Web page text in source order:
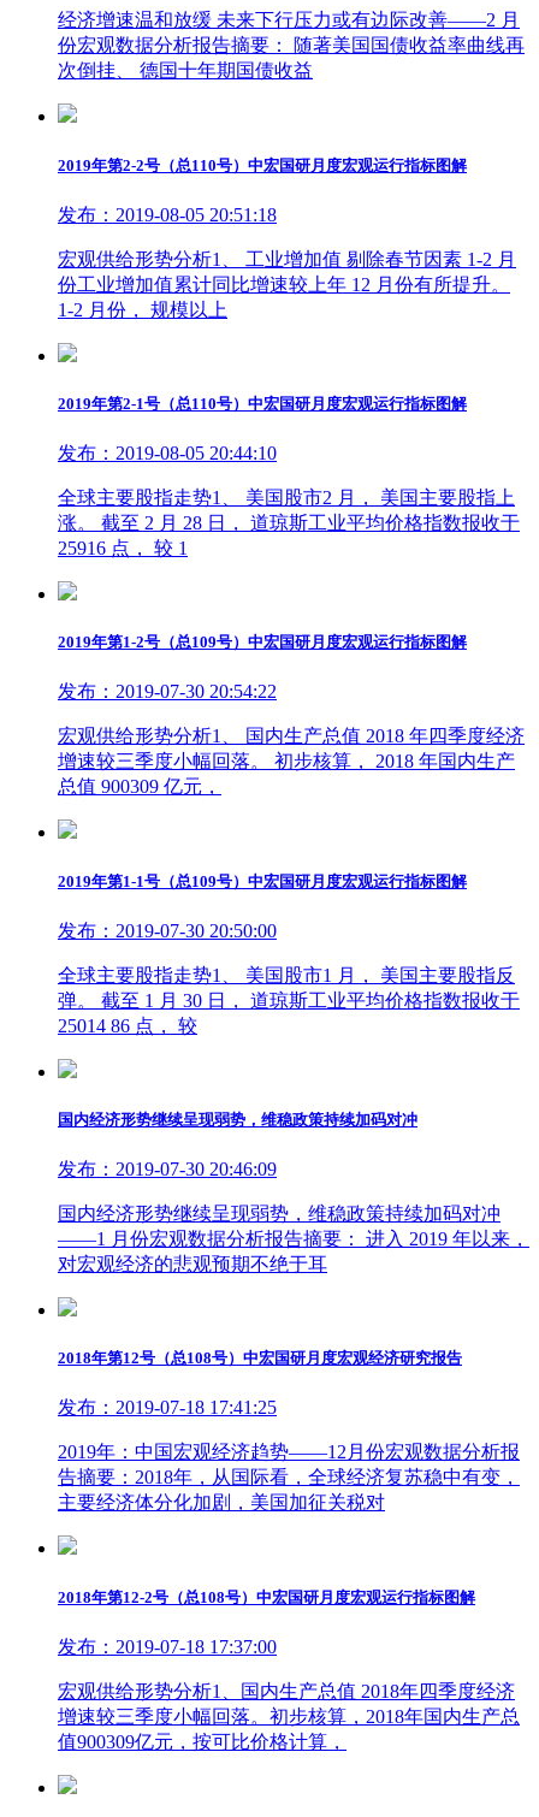
经济增速温和放缓 未来下行压力或有边际改善——2 月
份宏观数据分析报告摘要： 随著美国国债收益率曲线再
次倒挂、 德国十年期国债收益
2019年第2-2号（总110号）中宏国研月度宏观运行指标图解
发布：2019-08-05 20:51:18
宏观供给形势分析1、 工业增加值 剔除春节因素 1-2 月
份工业增加值累计同比增速较上年 12 月份有所提升。
1-2 月份， 规模以上
2019年第2-1号（总110号）中宏国研月度宏观运行指标图解
发布：2019-08-05 20:44:10
全球主要股指走势1、 美国股市2 月， 美国主要股指上
涨。 截至 2 月 28 日， 道琼斯工业平均价格指数报收于
25916 点， 较 1
2019年第1-2号（总109号）中宏国研月度宏观运行指标图解
发布：2019-07-30 20:54:22
宏观供给形势分析1、 国内生产总值 2018 年四季度经济
增速较三季度小幅回落。 初步核算， 2018 年国内生产
总值 900309 亿元，
2019年第1-1号（总109号）中宏国研月度宏观运行指标图解
发布：2019-07-30 20:50:00
全球主要股指走势1、 美国股市1 月， 美国主要股指反
弹。 截至 1 月 30 日， 道琼斯工业平均价格指数报收于
25014 86 点， 较
国内经济形势继续呈现弱势，维稳政策持续加码对冲
发布：2019-07-30 20:46:09
国内经济形势继续呈现弱势，维稳政策持续加码对冲
——1 月份宏观数据分析报告摘要： 进入 2019 年以来，
对宏观经济的悲观预期不绝于耳
2018年第12号（总108号）中宏国研月度宏观经济研究报告
发布：2019-07-18 17:41:25
2019年：中国宏观经济趋势——12月份宏观数据分析报
告摘要：2018年，从国际看，全球经济复苏稳中有变，
主要经济体分化加剧，美国加征关税对
2018年第12-2号（总108号）中宏国研月度宏观运行指标图解
发布：2019-07-18 17:37:00
宏观供给形势分析1、国内生产总值 2018年四季度经济
增速较三季度小幅回落。初步核算，2018年国内生产总
值900309亿元，按可比价格计算，